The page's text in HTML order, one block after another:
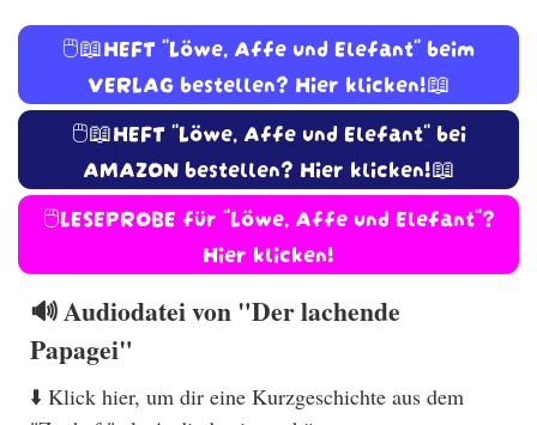
🖱️📖HEFT "Löwe, Affe und Elefant" beim
VERLAG bestellen? Hier klicken!📖
🖱️📖HEFT "Löwe, Affe und Elefant" bei
AMAZON bestellen? Hier klicken!📖
🖱️LESEPROBE für "Löwe, Affe und Elefant"?
Hier klicken!
🔊 Audiodatei von "Der lachende
Papagei"
⬇️ Klick hier, um dir eine Kurzgeschichte aus dem